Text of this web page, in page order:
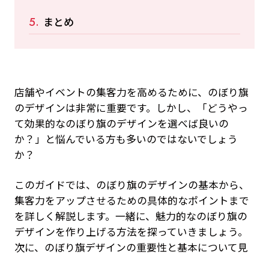
まとめ
店舗やイベントの集客力を高めるために、のぼり旗
のデザインは非常に重要です。しかし、「どうやっ
て効果的なのぼり旗のデザインを選べば良いの
か？」と悩んでいる方も多いのではないでしょう
か？
このガイドでは、のぼり旗のデザインの基本から、
集客力をアップさせるための具体的なポイントまで
を詳しく解説します。一緒に、魅力的なのぼり旗の
デザインを作り上げる方法を探っていきましょう。
次に、のぼり旗デザインの重要性と基本について見